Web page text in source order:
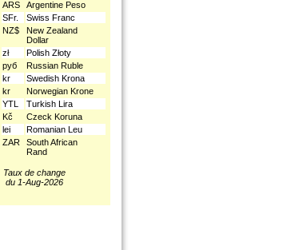
ARS
Argentine Peso
SFr.
Swiss Franc
NZ$
New Zealand
Dollar
zł
Polish Złoty
руб
Russian Ruble
kr
Swedish Krona
kr
Norwegian Krone
YTL
Turkish Lira
Kč
Czeck Koruna
lei
Romanian Leu
ZAR
South African
Rand
Taux de change
du 1-Aug-2026